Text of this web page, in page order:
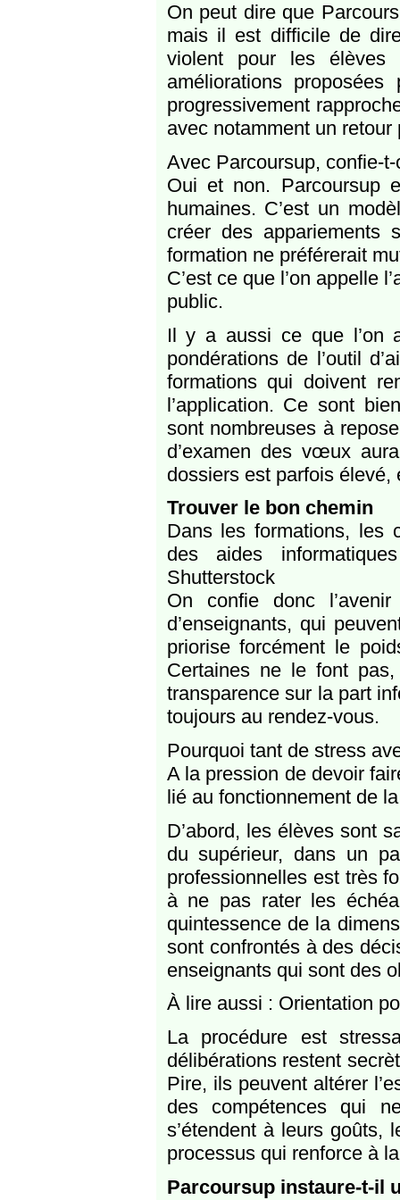
On peut dire que
mais il est difficile de
violent pour les élèves
améliorations
progressivement
avec notamment un
Avec Parcoursup, confie-
Oui et non. Parcoursup
humaines. C’est un
créer des appariements
formation ne préférerait
C’est ce que l’on appelle
public.
Il y a aussi ce que l’on
pondérations de l’outil
formations qui doivent
l’application. Ce sont
sont nombreuses à
d’examen des vœux
dossiers est parfois
Trouver le bon chemin
Dans les formations, les
des aides
Shutterstock
On confie donc
d’enseignants, qui
priorise forcément le
Certaines ne le font
transparence sur la part
toujours au rendez-vous.
Pourquoi tant de stress
A la pression de devoir
lié au fonctionnement de
D’abord, les élèves sont
du supérieur, dans un
professionnelles est très
à ne pas rater les
quintessence de la
sont confrontés à des
enseignants qui sont des
À lire aussi : Orientation
La procédure est
délibérations restent
Pire, ils peuvent altérer
des compétences qui
s’étendent à leurs goûts,
processus qui renforce à
Parcoursup instaure-t-il